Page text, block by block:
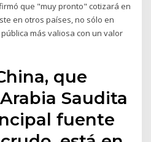
que "muy pronto" cotizará en
en otros países, no sólo en
más valiosa con un valor
que
Saudita
fuente